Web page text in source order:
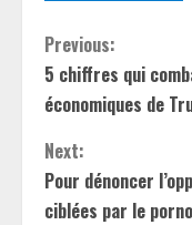
C
o
n
t
Previous:
5 chiffres qui
économiques de
Next:
Pour dénoncer
ciblées par le